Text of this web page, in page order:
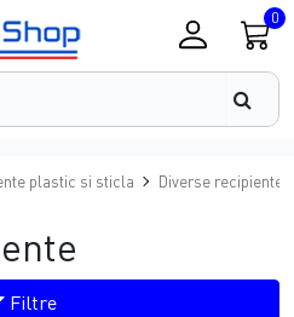
0
plastic si sticla Diverse recipiente
Filtre